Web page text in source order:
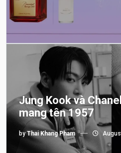
Jung Kook và
mang tên 1957
byThai Khang Pham